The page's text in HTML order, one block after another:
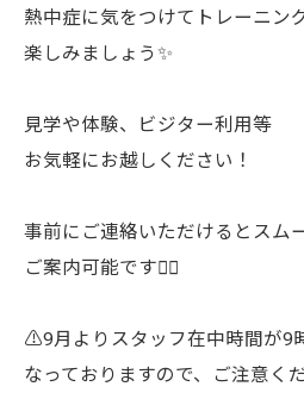
熱中症に気をつけてトレーニン
楽しみましょう✨
見学や体験、ビジター利用等
お気軽にお越しください！
事前にご連絡いただけるとスム
ご案内可能です🙇‍♂️
⚠️9月よりスタッフ在中時間が9
なっておりますので、ご注意く